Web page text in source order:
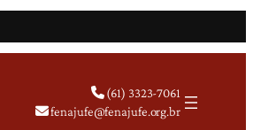
(61) 3323-7061
fenajufe@fenajufe.org.br